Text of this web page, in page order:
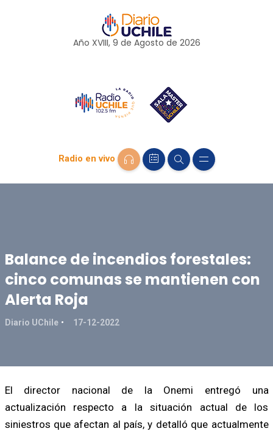
Año XVIII, 9 de Agosto de 2026
Radio en vivo
Balance de incendios forestales:
cinco comunas se mantienen con
Alerta Roja
Diario UChile 17-12-2022
El director nacional de la Onemi entregó una
actualización respecto a la situación actual de los
siniestros que afectan al país, y detalló que actualmente